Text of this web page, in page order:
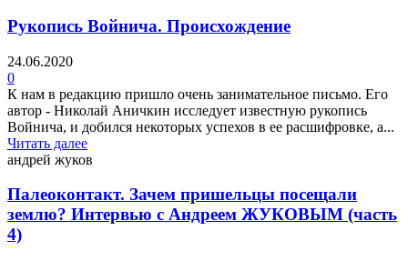
Рукопись Войнича. Происхождение
24.06.2020
0
К нам в редакцию пришло очень занимательное письмо. Его
автор - Николай Аничкин исследует известную рукопись
Войнича, и добился некоторых успехов в ее расшифровке, а...
Читать далее
андрей жуков
Палеоконтакт. Зачем пришельцы посещали
землю? Интервью с Андреем ЖУКОВЫМ (часть
4)